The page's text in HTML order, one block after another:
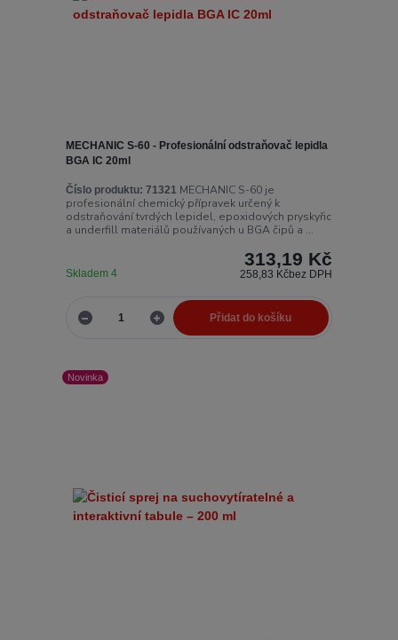
MECHANIC S-60 - Profesionální odstraňovač lepidla
BGA IC 20ml
Číslo produktu: 71321MECHANIC S-60 je
profesionální chemický přípravek určený k
odstraňování tvrdých lepidel, epoxidových pryskyřic
a underfill materiálů používaných u BGA čipů a ...
313,19 Kč
258,83 Kčbez DPH
Skladem 4
Přidat do košíku
Novinka